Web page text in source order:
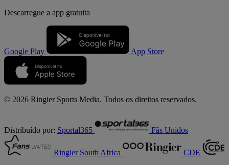
Descarregue a app gratuita
Google Play App Store
© 2026 Ringier Sports Media. Todos os direitos reservados.
Distribuído por: Sportal365 Fãs Unidos
Ringier South Africa CDE